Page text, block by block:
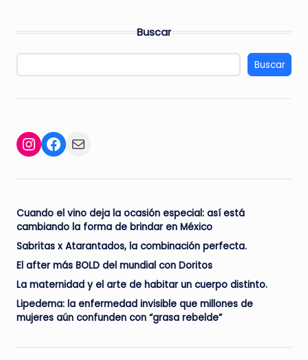
Buscar
Buscar
Instagram
Facebook
Mail
Cuando el vino deja la ocasión especial: así está
cambiando la forma de brindar en México
Sabritas x Atarantados, la combinación perfecta.
El after más BOLD del mundial con Doritos
La maternidad y el arte de habitar un cuerpo distinto.
Lipedema: la enfermedad invisible que millones de
mujeres aún confunden con “grasa rebelde”